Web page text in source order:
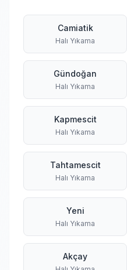
Camiatik
Halı Yıkama
Gündoğan
Halı Yıkama
Kapmescit
Halı Yıkama
Tahtamescit
Halı Yıkama
Yeni
Halı Yıkama
Akçay